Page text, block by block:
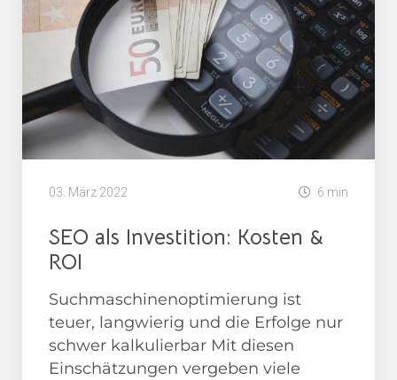
03. März 2022 6 min
SEO als Investition: Kosten &
ROI
Suchmaschinenoptimierung ist
teuer, langwierig und die Erfolge nur
schwer kalkulierbar Mit diesen
Einschätzungen vergeben viele